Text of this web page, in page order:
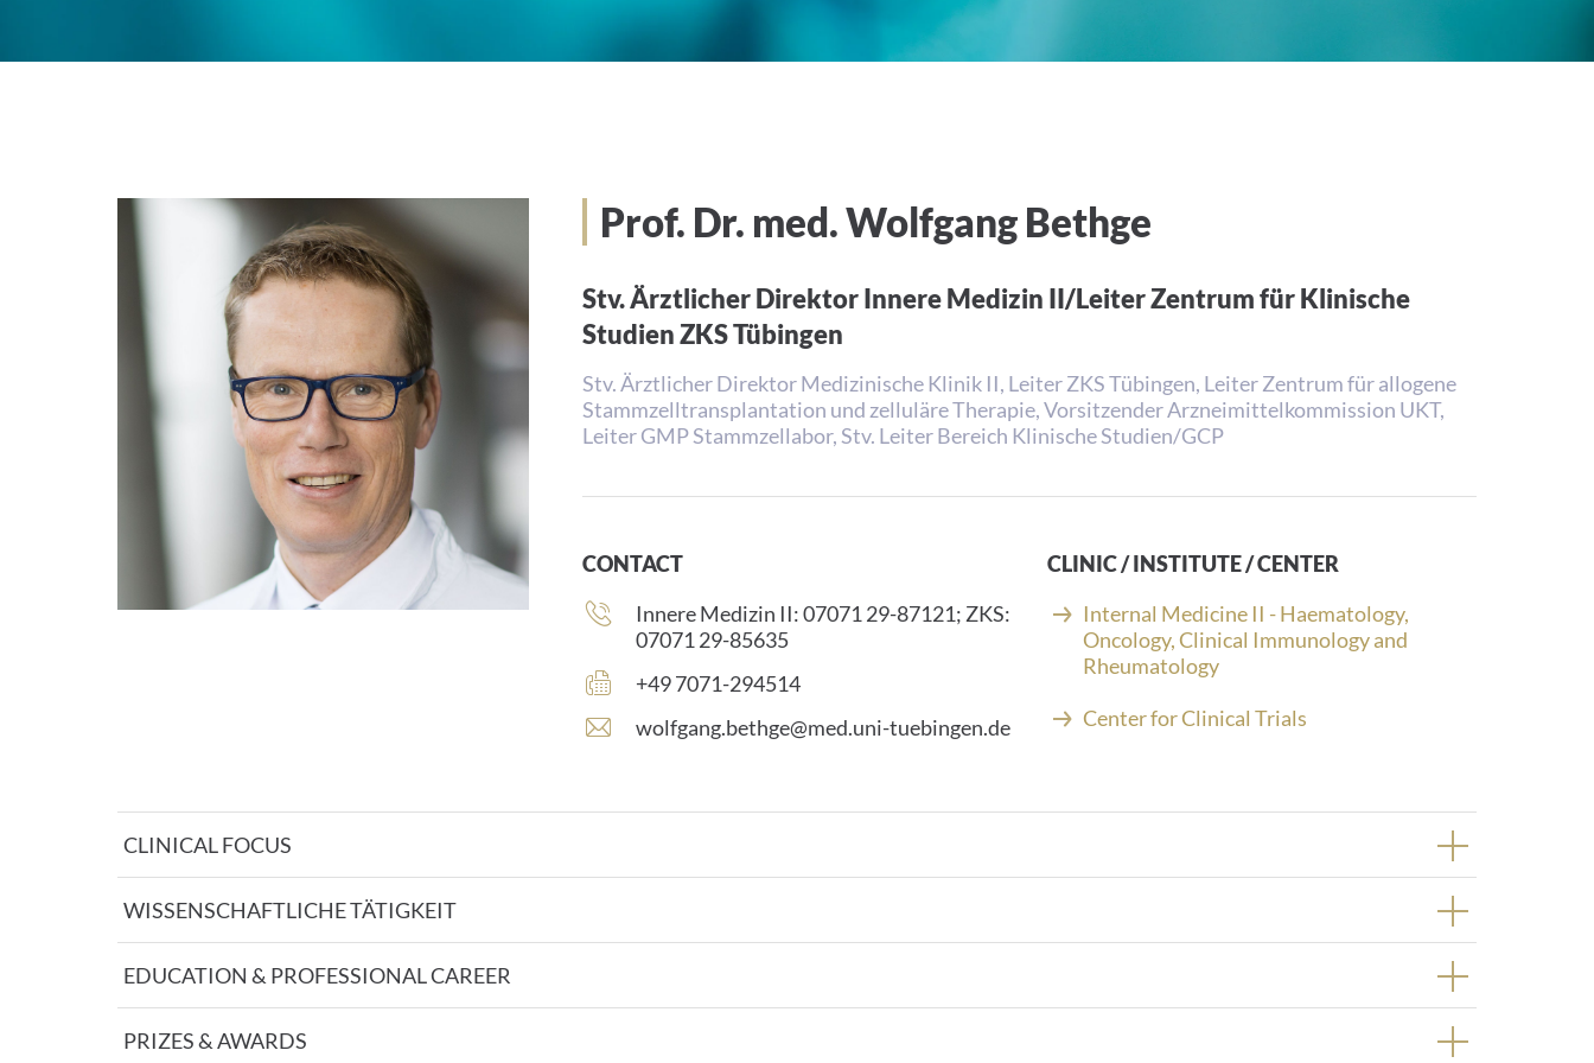
Prof. Dr. med. Wolfgang Bethge
Stv. Ärztlicher Direktor Innere Medizin II/Leiter Zentrum für Klinische
Studien ZKS Tübingen
Stv. Ärztlicher Direktor Medizinische Klinik II, Leiter ZKS Tübingen, Leiter Zentrum für allogene
Stammzelltransplantation und zelluläre Therapie, Vorsitzender Arzneimittelkommission UKT,
Leiter GMP Stammzellabor, Stv. Leiter Bereich Klinische Studien/GCP
CONTACT
Phone
number:
Innere Medizin II: 07071 29-87121; ZKS:
07071 29-85635
Fax
+49 7071-294514
E
a
s
wolfgang.bethge@med.uni-tuebingen.de
CLINIC / INSTITUTE / CENTER
Internal Medicine II - Haematology,
Oncology, Clinical Immunology and
Rheumatology
Center for Clinical Trials
CLINICAL FOCUS
WISSENSCHAFTLICHE TÄTIGKEIT
EDUCATION & PROFESSIONAL CAREER
PRIZES & AWARDS